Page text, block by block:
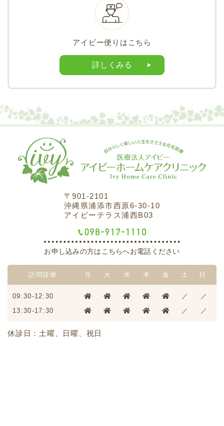
アイビー便りはこちら
詳しくみる
〒901-2101
沖縄県浦添市西原6-30-10
アイビーテラス浦西B03
お申し込みの方はこちらへお電話ください
訪問診療 月 火 水 木 金 土 日
09:30-12:30 ／
／
13:30-17:30
／ ／
休診日：土曜、日曜、祝日